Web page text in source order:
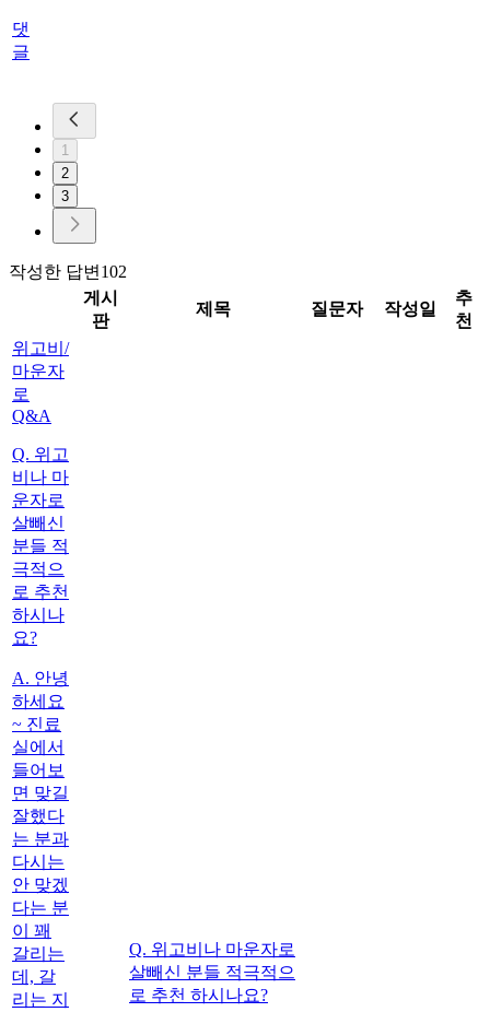
댓
글
1
2
3
작성한 답변 102
게시
판
제목 질문자 작성일
추
천
위고비/
마운자
로
Q&A
Q. 위고
비나 마
운자로
살빼신
분들 적
극적으
로 추천
하시나
요?
A. 안녕
하세요
~ 진료
실에서
들어보
면 맞길
잘했다
는 분과
다시는
안 맞겠
다는 분
이 꽤
갈리는
데, 갈
리는 지
Q. 위고비나 마운자로
살빼신 분들 적극적으
로 추천 하시나요?